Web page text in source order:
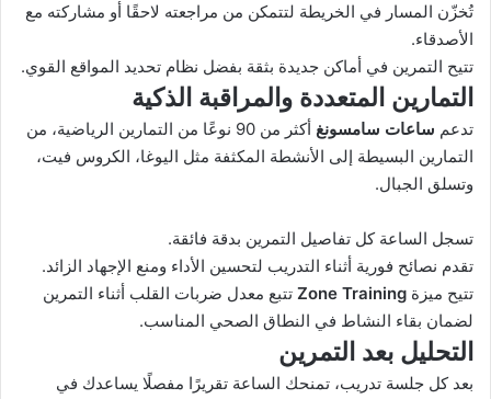
تُخزّن المسار في الخريطة لتتمكن من مراجعته لاحقًا أو مشاركته مع
الأصدقاء.
تتيح التمرين في أماكن جديدة بثقة بفضل نظام تحديد المواقع القوي.
التمارين المتعددة والمراقبة الذكية
تدعم ساعات سامسونغ
أكثر من 90 نوعًا من التمارين الرياضية، من
التمارين البسيطة إلى الأنشطة المكثفة مثل اليوغا، الكروس فيت،
وتسلق الجبال.
تسجل الساعة كل تفاصيل التمرين بدقة فائقة.
تقدم نصائح فورية أثناء التدريب لتحسين الأداء ومنع الإجهاد الزائد.
تتيح ميزة Zone Training تتبع معدل ضربات القلب أثناء التمرين
لضمان بقاء النشاط في النطاق الصحي المناسب.
التحليل بعد التمرين
بعد كل جلسة تدريب، تمنحك الساعة تقريرًا مفصلًا يساعدك في